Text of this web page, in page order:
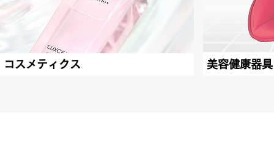
コスメティクス 美容健康器具